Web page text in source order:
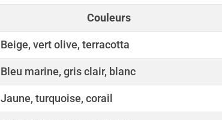
Couleurs
Beige, vert olive, terracotta
Bleu marine, gris clair, blanc
Jaune, turquoise, corail